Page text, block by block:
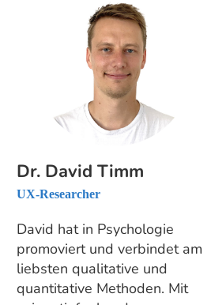
Dr. David Timm
UX-Researcher
David hat in Psychologie
promoviert und verbindet am
liebsten qualitative und
quantitative Methoden. Mit